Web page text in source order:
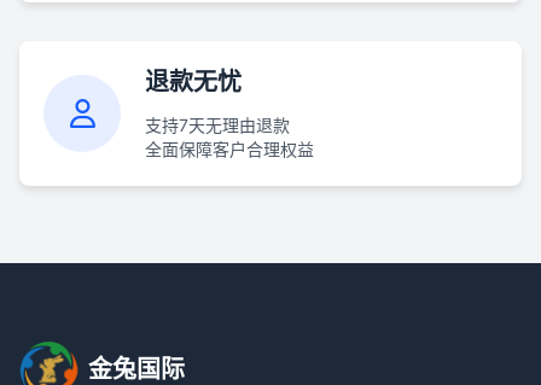
退款无忧
支持7天无理由退款
全面保障客户合理权益
金兔国际